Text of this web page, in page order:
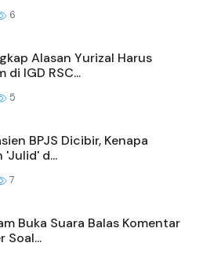
6
Alasan Yurizal Harus
di IGD RSC...
5
BPJS Dicibir, Kenapa
'Julid' d...
7
Buka Suara Balas Komentar
Soal...